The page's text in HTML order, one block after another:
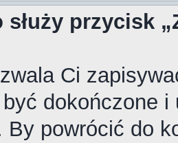
służy przycisk
Ci
dokończone
By powrócić do